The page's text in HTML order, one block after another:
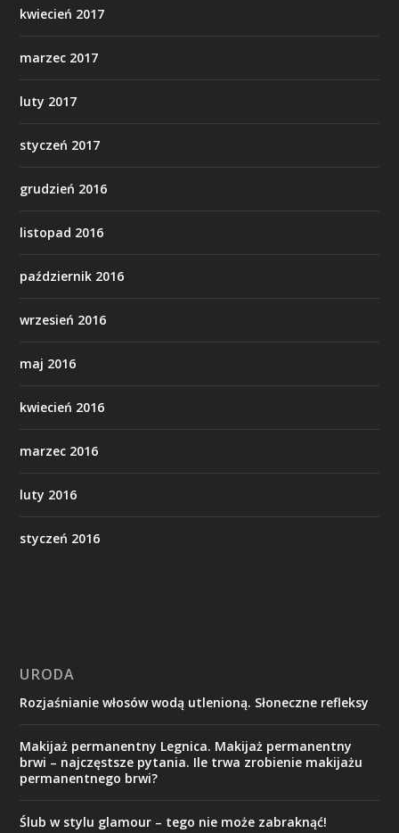
kwiecień 2017
marzec 2017
luty 2017
styczeń 2017
grudzień 2016
listopad 2016
październik 2016
wrzesień 2016
maj 2016
kwiecień 2016
marzec 2016
luty 2016
styczeń 2016
URODA
Rozjaśnianie włosów wodą utlenioną. Słoneczne refleksy
Makijaż permanentny Legnica. Makijaż permanentny
brwi – najczęstsze pytania. Ile trwa zrobienie makijażu
permanentnego brwi?
Ślub w stylu glamour – tego nie może zabraknąć!